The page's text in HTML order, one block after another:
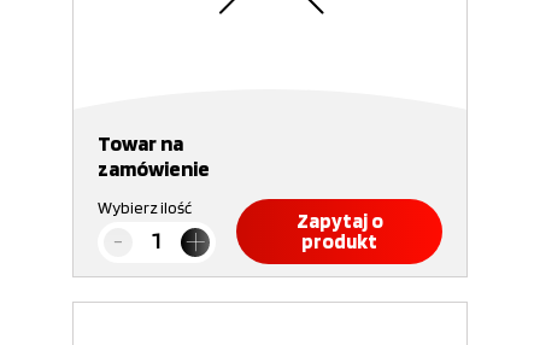
Towar na
zamówienie
Wybierz ilość
Zapytaj o
produkt